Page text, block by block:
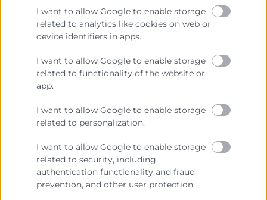
I want to allow Google to enable storage
related to analytics like cookies on web or
device identifiers in apps.
I want to allow Google to enable storage
related to functionality of the website or
app.
I want to allow Google to enable storage
related to personalization.
I want to allow Google to enable storage
related to security, including
authentication functionality and fraud
prevention, and other user protection.
reforzar las habilidades para la reflexión, el trabajo
individual y en equipo, fomentando el intercambio
de conocimiento y experiencias entre los alumnos.
En el programa se trabajarán las herramientas
necesarias para diseñar actuaciones innovadoras que
aumenten la eficiencia, la aplicabilidad y la
trasferencia de conocimientos, herramientas y
habilidades en la gestión de las empresas.
Además de las sesiones presenciales y como
elemento diferencial de gran valor añadido, cada
empresa participante recibirá tutorías
individualizadas online por expertos profesionales en